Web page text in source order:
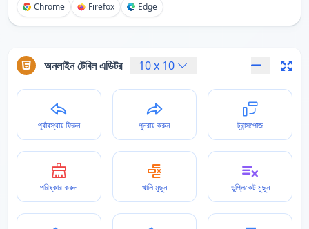
Chrome Firefox Edge
অনলাইন টেবিল এডিটর 10x 10
পূর্বাবস্থায় ফিরুন পুনরায় করুন ট্রান্সপোজ
পরিষ্কার করুন খালি মুছুন ডুপ্লিকেট মুছুন